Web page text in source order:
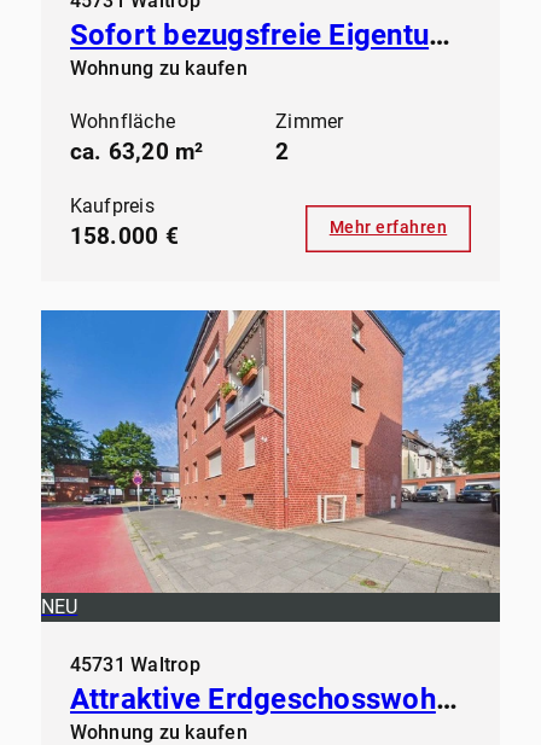
Sofort bezugsfreie Eigentumswohnung in der Großen-Geist in Waltrop
Wohnung zu kaufen
Wohnfläche
ca. 63,20 m²
Zimmer
2
Kaufpreis
158.000 € Mehr erfahren
NEU
45731 Waltrop
Attraktive Erdgeschosswohnung in gepflegtem Mehrfamilienhaus
Wohnung zu kaufen